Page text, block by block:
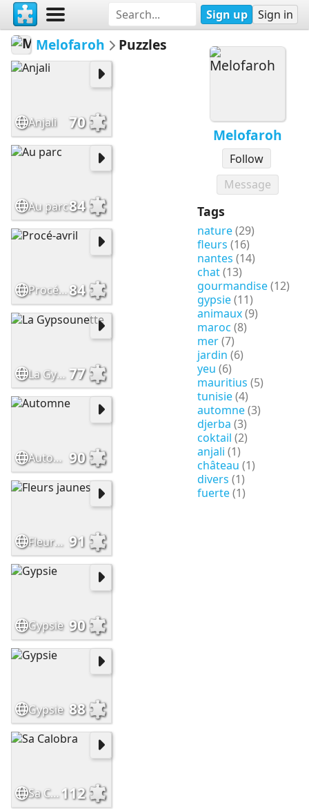
Sign up Sign in
Melofaroh
Follow
Message
Tags
nature(29)
fleurs (16)
nantes (14)
chat(13)
gourmandise(12)
gypsie(11)
animaux(9)
maroc (8)
mer(7)
jardin (6)
yeu (6)
mauritius (5)
tunisie(4)
automne(3)
djerba (3)
coktail (2)
anjali (1)
château (1)
divers (1)
fuerte(1)
Melofaroh Puzzles
Anjali 70
Au parc84
Procé-avril84
La Gypsounette 77
Automne 90
Fleurs jaunes 91
Gypsie 90
Gypsie 88
Sa Calobra112